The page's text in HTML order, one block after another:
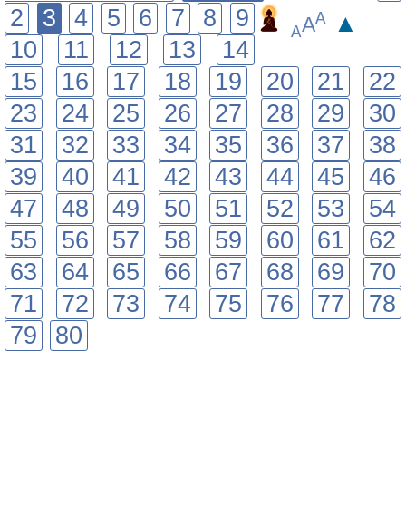
AAA ▲
2
3 4 5 6 7 8
9
10
11 12 13
14
15
16 17 18 19 20 21
22
23
24 25 26 27 28 29
30
31
32 33 34 35 36 37
38
39
40 41 42 43 44 45
46
47
48 49 50 51 52 53
54
55
56 57 58 59 60 61
62
63
64 65 66 67 68 69
70
71
72 73 74 75 76 77
78
79
80